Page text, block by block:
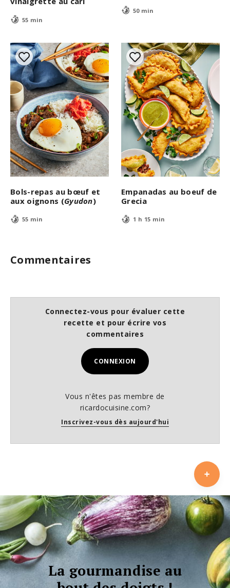
55 min
50 min
Bols-repas au bœuf et
aux oignons (Gyudon)
55 min
Empanadas au boeuf de
Grecia
1 h 15 min
Commentaires
Connectez-vous pour évaluer cette
recette et pour écrire vos
commentaires
CONNEXION
Vous n'êtes pas membre de
ricardocuisine.com?
Inscrivez-vous dès aujourd'hui
La gourmandise au